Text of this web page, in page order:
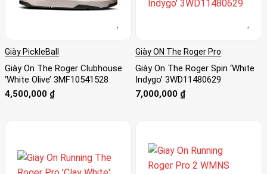
Giày PickleBall
Giày On The Roger Clubhouse
‘White Olive’ 3MF10541528
4,500,000 ₫
Giày ON The Roger Pro
Giày On The Roger Spin ‘White
Indygo’ 3WD11480629
7,000,000 ₫